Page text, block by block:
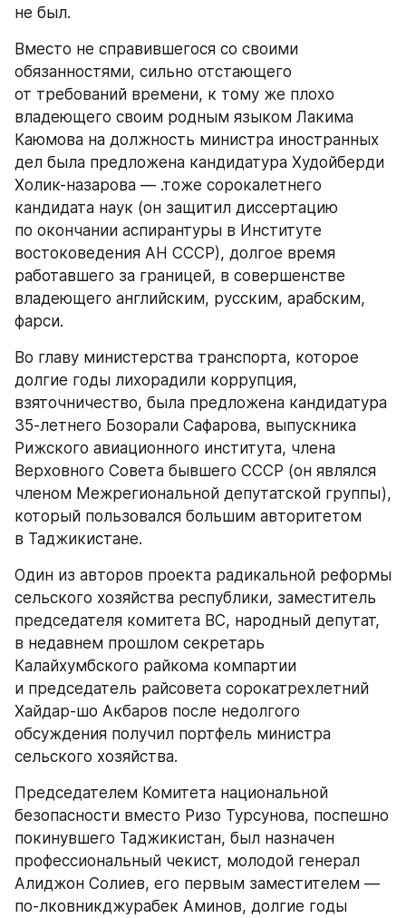
не был.
Вместо не справившегося со своими
обязанностями, сильно отстающего
от требований времени, к тому же плохо
владеющего своим родным языком Лакима
Каюмова на должность министра иностранных
дел была предложена кандидатура Худойберди
Холик-назарова — .тоже сорокалетнего
кандидата наук (он защитил диссертацию
по окончании аспирантуры в Институте
востоковедения АН СССР), долгое время
работавшего за границей, в совершенстве
владеющего английским, русским, арабским,
фарси.
Во главу министерства транспорта, которое
долгие годы лихорадили коррупция,
взяточничество, была предложена кандидатура
35-летнего Бозорали Сафарова, выпускника
Рижского авиационного института, члена
Верховного Совета бывшего СССР (он являлся
членом Межрегиональной депутатской группы),
который пользовался большим авторитетом
в Таджикистане.
Один из авторов проекта радикальной реформы
сельского хозяйства республики, заместитель
председателя комитета ВС, народный депутат,
в недавнем прошлом секретарь
Калайхумбского райкома компартии
и председатель райсовета сорокатрехлетний
Хайдар-шо Акбаров после недолгого
обсуждения получил портфель министра
сельского хозяйства.
Председателем Комитета национальной
безопасности вместо Ризо Турсунова, поспешно
покинувшего Таджикистан, был назначен
профессиональный чекист, молодой генерал
Алиджон Солиев, его первым заместителем —
по-лковникджурабек Аминов, долгие годы